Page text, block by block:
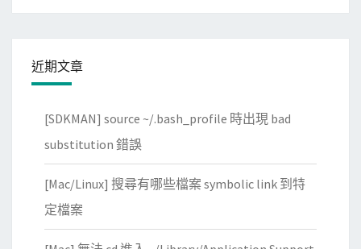
近期文章
[SDKMAN] source ~/.bash_profile 時出現 bad
substitution 錯誤
[Mac/Linux] 搜尋有哪些檔案 symbolic link 到特
定檔案